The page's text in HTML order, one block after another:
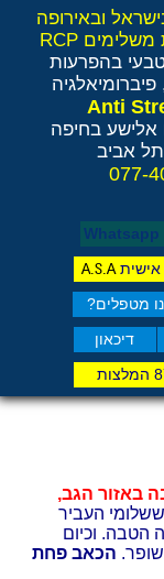
אישיתA.S.A
דיכאון
מטפלים?
Whatsapp
בהפרעות
אלישע בחיפה
באזור הגב,
העביר
הטבה. וכיום
הכאב פחת